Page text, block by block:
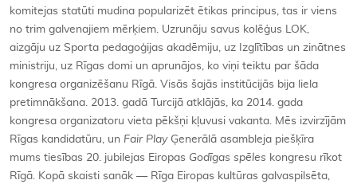
komitejas statūti mudina popularizēt ētikas principus, tas ir viens
no trim galvenajiem mērķiem. Uzrunāju savus kolēģus LOK,
aizgāju uz Sporta pedagoģijas akadēmiju, uz Izglītības un zinātnes
ministriju, uz Rīgas domi un aprunājos, ko viņi teiktu par šāda
kongresa organizēšanu Rīgā. Visās šajās institūcijās bija liela
pretimnākšana. 2013. gadā Turcijā atklājās, ka 2014. gada
kongresa organizatoru vieta pēkšņi kļuvusi vakanta. Mēs izvirzījām
Rīgas kandidatūru, un Fair PlayĢenerālā asambleja piešķīra
mums tiesības 20. jubilejas Eiropas Godīgas spēles kongresu rīkot
Rīgā. Kopā skaisti sanāk — Rīga Eiropas kultūras galvaspilsēta,